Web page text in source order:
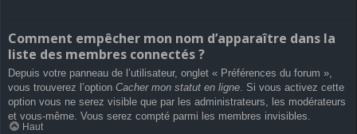
Comment empêcher mon nom d’apparaître dans la
liste des membres connectés ?
Depuis votre panneau de l’utilisateur, onglet « Préférences du forum »,
vous trouverez l’option Cacher mon statut en ligne . Si vous activez cette
option vous ne serez visible que par les administrateurs, les modérateurs
et vous-même. Vous serez compté parmi les membres invisibles.
Haut